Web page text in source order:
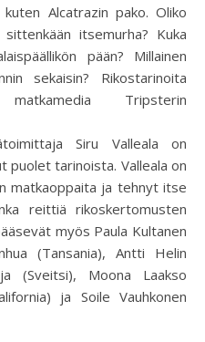
Alcatrazin pako. Oliko
itsemurha? Kuka
pään? Millainen
sekaisin? Rikostarinoita
Tripsterin
Siru Valleala on
tarinoista. Valleala on
matkaoppaita ja tehnyt itse
reittiä rikoskertomusten
myös Paula Kultanen
(Tansania), Antti Helin
(Sveitsi), Moona Laakso
ja Soile Vauhkonen